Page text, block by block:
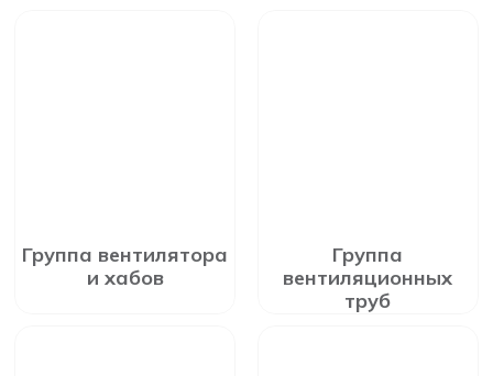
Группа вентилятора
и хабов
Группа
вентиляционных
труб